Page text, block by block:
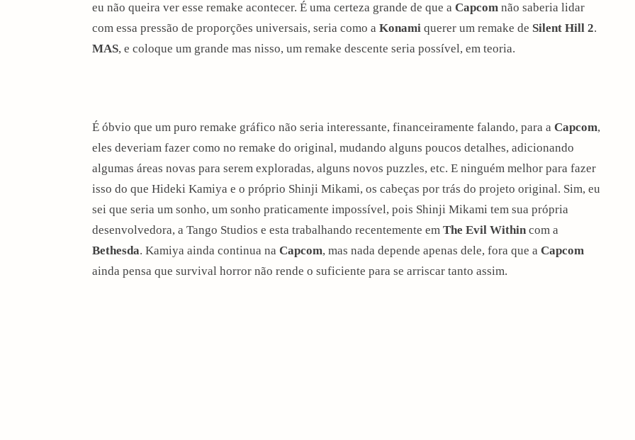
eu não queira ver esse remake acontecer. É uma certeza grande de que a Capcom não saberia lidar
com essa pressão de proporções universais, seria como a Konami querer um remake de Silent Hill 2.
MAS, e coloque um grande mas nisso, um remake descente seria possível, em teoria.
É óbvio que um puro remake gráfico não seria interessante, financeiramente falando, para a Capcom,
eles deveriam fazer como no remake do original, mudando alguns poucos detalhes, adicionando
algumas áreas novas para serem exploradas, alguns novos puzzles, etc. E ninguém melhor para fazer
isso do que Hideki Kamiya e o próprio Shinji Mikami, os cabeças por trás do projeto original. Sim, eu
sei que seria um sonho, um sonho praticamente impossível, pois Shinji Mikami tem sua própria
desenvolvedora, a Tango Studios e esta trabalhando recentemente em The Evil Within com a
Bethesda. Kamiya ainda continua na Capcom, mas nada depende apenas dele, fora que a Capcom
ainda pensa que survival horror não rende o suficiente para se arriscar tanto assim.